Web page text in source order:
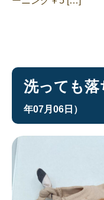
洗っても落
年07月06日）